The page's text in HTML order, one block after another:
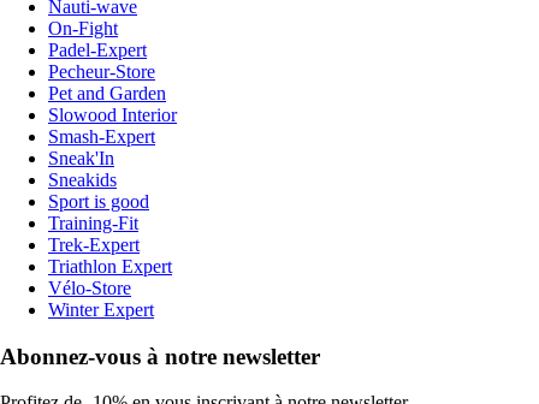
Nauti-wave
On-Fight
Padel-Expert
Pecheur-Store
Pet and Garden
Slowood Interior
Smash-Expert
Sneak'In
Sneakids
Sport is good
Training-Fit
Trek-Expert
Triathlon Expert
Vélo-Store
Winter Expert
Abonnez-vous à notre newsletter